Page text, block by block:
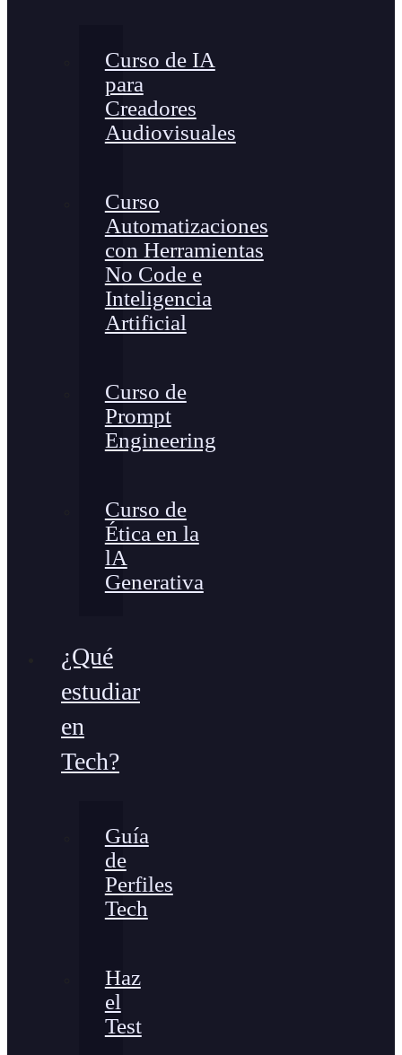
Curso de IA
para
Creadores
Audiovisuales
Curso
Automatizaciones
con Herramientas
No Code e
Inteligencia
Artificial
Curso de
Prompt
Engineering
Curso de
Ética en la
lA
Generativa
¿Qué
estudiar
en
Tech?
Guía
de
Perfiles
Tech
Haz
el
Test